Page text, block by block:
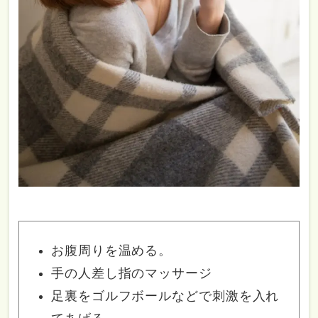
お腹周りを温める。
手の人差し指のマッサージ
足裏をゴルフボールなどで刺激を入れ